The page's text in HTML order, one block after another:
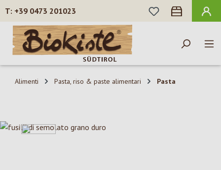
Passa al contenuto principale
+39 0473 201023
HAI 0 ARTICOLI
Alimenti Pasta, riso & paste alimentari Pasta
Salta la galleria di immagini